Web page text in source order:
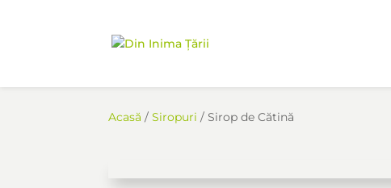
Acasă /Siropuri / Sirop de Cătină